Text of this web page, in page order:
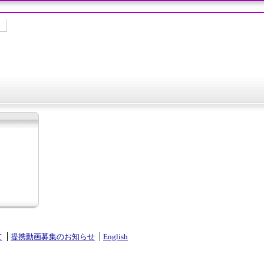
提携動画募集のお知らせ English